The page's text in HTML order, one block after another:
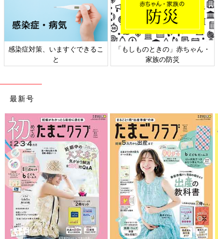
」赤ちゃん・
日本外来小児科学会リーフレッ
六星占術 細木か
最新号